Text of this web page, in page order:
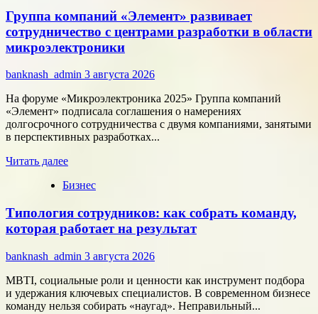
цифровые
активы
меняют
подход
онлайн-
Группа компаний «Элемент» развивает
сотрудничество с центрами разработки в области
микроэлектроники
banknash_admin 3 августа 2026
На форуме «Микроэлектроника 2025» Группа компаний
«Элемент» подписала соглашения о намерениях
долгосрочного сотрудничества с двумя компаниями, занятыми
в перспективных разработках...
Читать далееПрочитать
о
компаний
«Элемент»
развивает
сотрудничество
с
разработки
в
Бизнес
Типология сотрудников: как собрать команду,
которая работает на результат
banknash_admin 3 августа 2026
MBTI, социальные роли и ценности как инструмент подбора
и удержания ключевых специалистов. В современном бизнесе
команду нельзя собирать «наугад». Неправильный...